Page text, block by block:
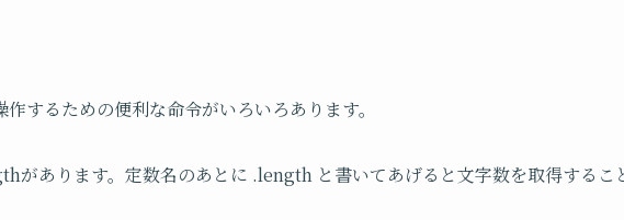
するための便利な命令がいろいろあります。
があります。定数名のあとに .length と書いてあげると文字数を取得するこ